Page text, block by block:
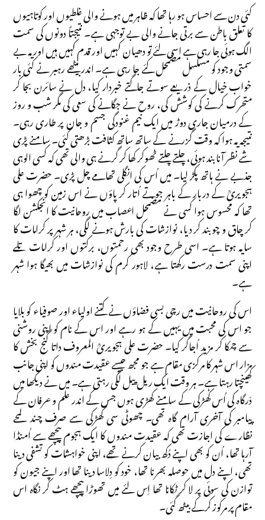
کئی دن سے احساس ہو رہا تھا کہ ظاہر میں ہونے والی غلطیوں اور کوتاہیوں
کا تعلق باطن سے برتی جانے والی بے توجہی ہے۔ نتیجتاً دونوں کی سمت
الگ ہوئی جا رہی ہے اسی لئے تو دھیان کہیں اور قدم کہیں ہیں اور یہ بے
سمتی وجود کو مسلسل مضمحل کئے جا رہی ہے۔ اندر بیٹھے رہبر نے کئی بار
خواب خیال کے ذریعے سوتے جاگتے خبردار کیا، دل نے سائرن بجا کر
متحرک کرنے کی کوشش کی، روح نے جگانے کی سعی کی مگر شب و روز
کے درمیان جاری دوڑ میں ایک نیم غنودگی جسم و جان پر طاری رہی۔
نتیجہ یہ ہوا کہ وقت گزرنے کے ساتھ ساتھ کثافت بڑھتی گئی۔ سامنے پڑی
شے نظر آنا بند ہوئی، چلتے چلتے ٹھوکر کھا کر گرنے ہی والی تھی کہ کسی الوہی
جذبے نے ہاتھ پکڑ لیا۔ میں اُس کی انگلی تھامے چل پڑی۔ حضرت علی
ہجویریؒ کے دربار کے باہر جوتے اُتار کر پاؤں نے اس زمین کو چھوا ہی
تھا کہ محسوس ہوا کسی نے مضمحل اعصاب میں روحانیت کا انجکشن لگا
کر چاق و چوبند کر دیا، نوازشات کی بارش ہونے لگی، ہر شہر پر کرامات کا
سایہ ہوتا ہے۔ اسی طرح وجود بھی رحمتوں، برکتوں اور کرامات تلے
اپنی سمت درست رکھتا ہے، لاہور کرم کی نوازشات میں بھیگا ہوا شہر
ہے۔
اس کی روحانیت میں رچی بسی فضاؤں نے کتنے اولیاء اور صوفیاء کو بلایا
جو اس کی محبت میں یہیں کے ہو رہے اور اس کے نام کو اپنی روشنی
سے چمکا کر مزید اُجاگر کیا۔ حضرت علی ہجویریؒ المعروف داتا گنج بخش کا
مزار اس شہر کا مرکزی مقام ہے جو مجھ جیسے عقیدت مندوں کو اپنی جانب
کھینچتا رہتا ہے۔ ہر وقت ایک ریل پیل لگی رہتی ہے۔ میں نے دیکھا میں
دَرگاہ کی اُس کھڑکی کے سامنے کھڑی ہوں جس کے اندر علم و عرفان کے
پیامبر کی آخری آرام گاہ تھی۔ چھوٹی سی کھڑکی سے صرف چند لمحے
نظارے کی اجازت تھی کہ عقیدت مندوں کا ایک ہجوم پیچھے سے اُمنڈا
آرہا تھا، اُن کو بھی اپنے دُکھ بیان کرنے تھے، اپنی خواہشات کو تشفی دینا
تھی، اپنے دل میں حوصلہ بھرنا تھا، خود کو دِلاسا دینا تھا اور اپنے جیون کو
توازن کی سوئی پر لا کر ٹکانا تھا اِس لئے میں تھوڑا پیچھے ہٹ کر نگاہ اس
مقام پر مرکوز کرکے بیٹھ گئی۔